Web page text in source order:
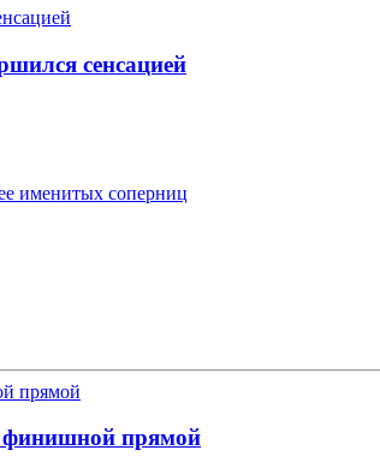
сенсацией
именитых соперниц
прямой